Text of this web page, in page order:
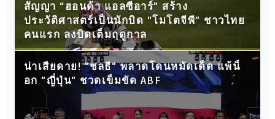
สัญญา “ฮอนด้า แอลซีอาร์” สร้าง
ประวัติศาสตร์เป็นนักบิด “โมโตจีพี” ชาวไทย
คนแรก ลงบิดเต็มฤดูกาล
น่าเสียดาย! "ชลธี" พลาดโดนหมัดเด็ด แพ้น็
อก "ญี่ปุ่น" ชวดเข็มขัด ABF